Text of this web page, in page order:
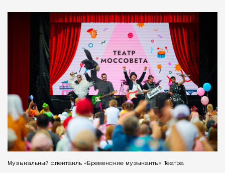
Музыкальный спектакль «Бременские музыканты» Театра